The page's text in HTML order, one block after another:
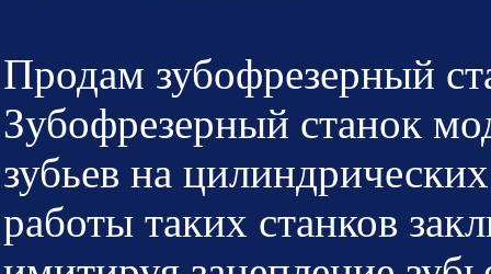
Продам зубофрезерный
Зубофрезерный станок
зубьев на
работы таких станков